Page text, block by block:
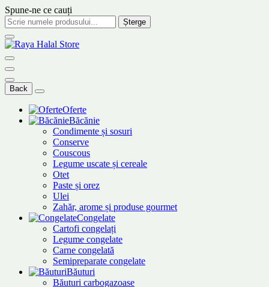
Spune-ne ce cauți
Șterge
Back
Oferte
Băcănie
Condimente și sosuri
Conserve
Couscous
Legume uscate și cereale
Otet
Paste și orez
Ulei
Zahăr, arome și produse gourmet
Congelate
Cartofi congelați
Legume congelate
Carne congelată
Semipreparate congelate
Băuturi
Băuturi carbogazoase